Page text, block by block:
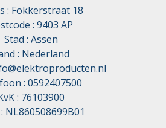
: Fokkerstraat 18
: 9403 AP
Stad : Assen
: Nederland
: 0592407500
: 76103900
NL860508699B01